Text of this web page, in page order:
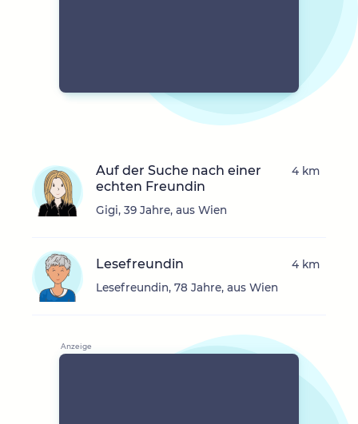
Auf der Suche nach einer
echten Freundin
Gigi, 39 Jahre, aus Wien
4 km
Lesefreundin
Lesefreundin, 78 Jahre, aus Wien
4 km